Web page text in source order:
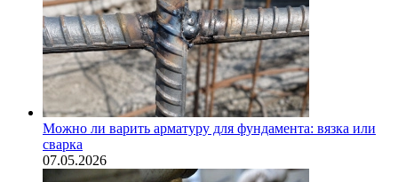
Можно ли варить арматуру для фундамента: вязка или
сварка
07.05.2026